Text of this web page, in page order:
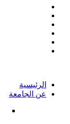
الرئيسية
عن الجامعة